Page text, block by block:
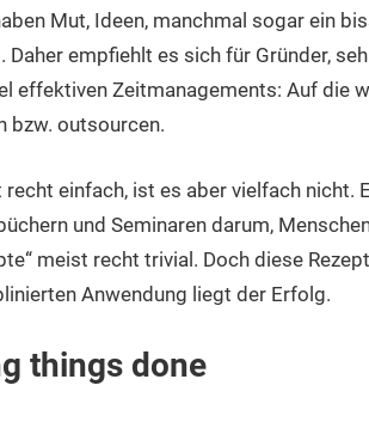
Mut, Ideen, manchmal sogar ein
Daher empfiehlt es sich für Gründer,
effektiven Zeitmanagements: Auf die
bzw. outsourcen.
recht einfach, ist es aber vielfach nicht.
und Seminaren darum,
meist recht trivial. Doch diese
Anwendung liegt der Erfolg.
things done